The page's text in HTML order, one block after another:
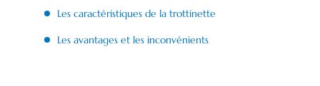
Les caractéristiques de la trottinette
Les avantages et les inconvénients